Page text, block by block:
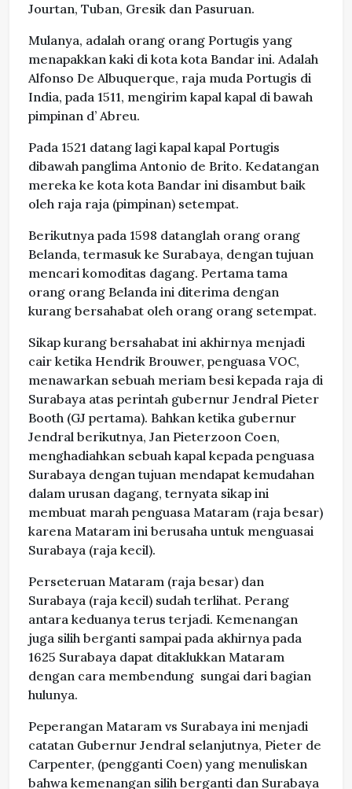
Jourtan, Tuban, Gresik dan Pasuruan.
Mulanya, adalah orang orang Portugis yang
menapakkan kaki di kota kota Bandar ini. Adalah
Alfonso De Albuquerque, raja muda Portugis di
India, pada 1511, mengirim kapal kapal di bawah
pimpinan d’ Abreu.
Pada 1521 datang lagi kapal kapal Portugis
dibawah panglima Antonio de Brito. Kedatangan
mereka ke kota kota Bandar ini disambut baik
oleh raja raja (pimpinan) setempat.
Berikutnya pada 1598 datanglah orang orang
Belanda, termasuk ke Surabaya, dengan tujuan
mencari komoditas dagang. Pertama tama
orang orang Belanda ini diterima dengan
kurang bersahabat oleh orang orang setempat.
Sikap kurang bersahabat ini akhirnya menjadi
cair ketika Hendrik Brouwer, penguasa VOC,
menawarkan sebuah meriam besi kepada raja di
Surabaya atas perintah gubernur Jendral Pieter
Booth (GJ pertama). Bahkan ketika gubernur
Jendral berikutnya, Jan Pieterzoon Coen,
menghadiahkan sebuah kapal kepada penguasa
Surabaya dengan tujuan mendapat kemudahan
dalam urusan dagang, ternyata sikap ini
membuat marah penguasa Mataram (raja besar)
karena Mataram ini berusaha untuk menguasai
Surabaya (raja kecil).
Perseteruan Mataram (raja besar) dan
Surabaya (raja kecil) sudah terlihat. Perang
antara keduanya terus terjadi. Kemenangan
juga silih berganti sampai pada akhirnya pada
1625 Surabaya dapat ditaklukkan Mataram
dengan cara membendung sungai dari bagian
hulunya.
Peperangan Mataram vs Surabaya ini menjadi
catatan Gubernur Jendral selanjutnya, Pieter de
Carpenter, (pengganti Coen) yang menuliskan
bahwa kemenangan silih berganti dan Surabaya